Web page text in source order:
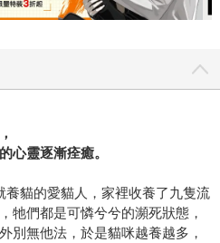
心靈逐漸痊癒。
貓的愛貓人，家裡收養了九隻流
牠們都是可憐兮兮的瀕死狀態，
別無他法，於是貓咪越養越多，